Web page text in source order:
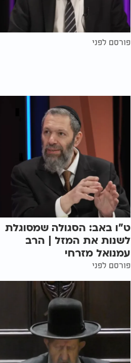
פורסם לפני
ט"ו באב: הסגולה שמסוגלת
לשנות את המזל | הרב
עמנואל מזרחי
פורסם לפני